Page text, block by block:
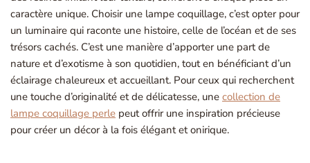
caractère unique. Choisir une lampe coquillage, c’est opter pour
un luminaire qui raconte une histoire, celle de l’océan et de ses
trésors cachés. C’est une manière d’apporter une part de
nature et d’exotisme à son quotidien, tout en bénéficiant d’un
éclairage chaleureux et accueillant. Pour ceux qui recherchent
une touche d’originalité et de délicatesse, une collection de
lampe coquillage perle peut offrir une inspiration précieuse
pour créer un décor à la fois élégant et onirique.